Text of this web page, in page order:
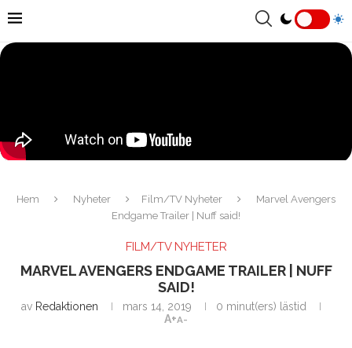
Hem Nyheter Film/TV Nyheter
Marvel Avengers
Endgame Trailer | Nuff said!
FILM/TV NYHETER
MARVEL AVENGERS ENDGAME TRAILER | NUFF
SAID!
av Redaktionen mars 14, 2019
0 minut(ers) lästid
A+A-